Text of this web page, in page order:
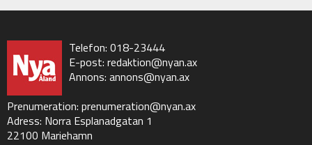
Telefon: 018-23444
E-post: redaktion@nyan.ax
Annons: annons@nyan.ax
Prenumeration: prenumeration@nyan.ax
Adress: Norra Esplanadgatan 1
22100 Mariehamn